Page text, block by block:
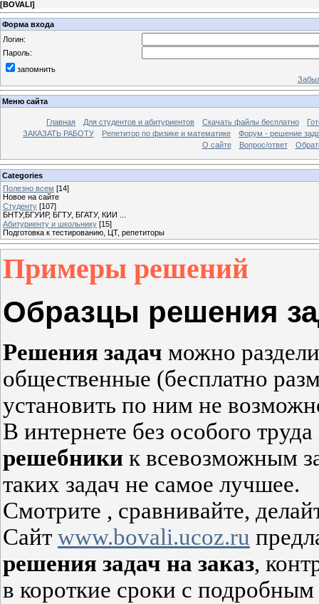
[BOVALI]
Форма входа
Логин:
Пароль:
запомнить
Меню сайта
Главная Для студентов и абитуриентов Скачать файлы бесплатно
ЗАКАЗАТЬ РАБОТУ
Репетитор по физике и математике
Форум - решение
О сайте
Вопрос/ответ
Categories
Полезно всем [14]
Новое на сайте
Cтуденту [107]
БНТУ,БГУИР, БГТУ, БГАТУ, КИИ ...
Абитуриенту и школьнику [15]
Подготовка к тестированию, ЦТ, репетиторы
Примеры решений
Образцы решения
Решения задач можно
общественные (бесплатно
установить по ним не
В интернете без особого
решебники к всевозможным
таких задач не самое лучшее.
Смотрите , сравнивайте,
Cайт www.bovali.ucoz.ru
решения задач на заказ,
в короткие сроки с